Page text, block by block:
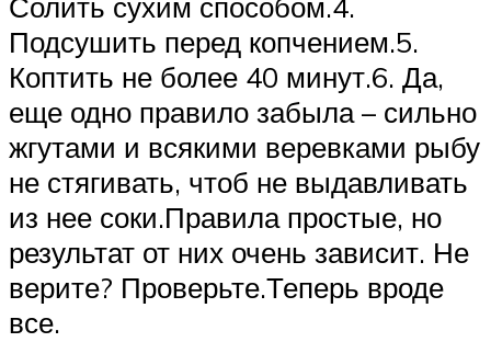
Подсушить перед копчением.5.
Коптить не более 40 минут.6. Да,
еще одно правило забыла – сильно
жгутами и всякими веревками рыбу
не стягивать, чтоб не выдавливать
из нее соки.Правила простые, но
результат от них очень зависит. Не
верите? Проверьте.Теперь вроде
все.